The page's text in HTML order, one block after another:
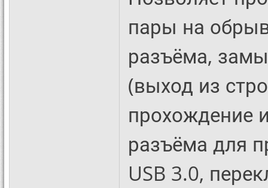
пары на
разъёма,
(выход из
прохождение
разъёма для
USB 3.0,